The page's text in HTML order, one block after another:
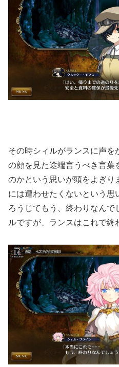
その時シィルがランスに声を
の顔を見た途端言うべき言葉
のかという思いが頭をよぎり
には遭わせたくないという
ろうじてもう、終わりなんで
ルですが、ランスはこれで終